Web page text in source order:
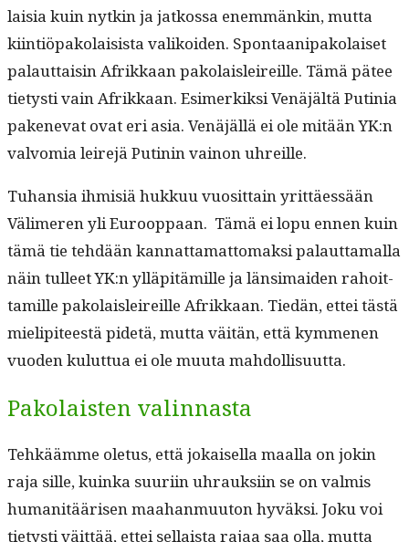
laisia kuin nytkin ja jatkos­sa enem­mänkin, mut­ta
kiin­tiö­pako­lai­sista valikoiden. Spon­taa­ni­pako­laiset
palaut­taisin Afrikkaan pako­laisleireille. Tämä pätee
tietysti vain Afrikkaan. Esimerkik­si Venäjältä Putinia
pak­enevat ovat eri asia. Venäjäl­lä ei ole mitään YK:n
valvo­m­ia leire­jä Putinin vain­on uhreille.
Tuhan­sia ihmisiä hukkuu vuosit­tain yrit­täessään
Välimeren yli Euroop­paan. Tämä ei lopu ennen kuin
tämä tie tehdään kan­nat­ta­mat­tomak­si palaut­ta­mal­la
näin tulleet YK:n ylläpitämille ja län­si­maid­en rahoit­
tamille pako­laisleireille Afrikkaan. Tiedän, ettei tästä
mielip­i­teestä pide­tä, mut­ta väitän, että kymme­nen
vuo­den kulut­tua ei ole muu­ta mahdollisuutta.
Pakolaisten valinnasta
Tehkäämme ole­tus, että jokaisel­la maal­la on jokin
raja sille, kuin­ka suuri­in uhrauk­si­in se on valmis
human­itäärisen maa­han­muu­ton hyväk­si. Joku voi
tietysti väit­tää, ettei sel­l­aista rajaa saa olla, mut­ta